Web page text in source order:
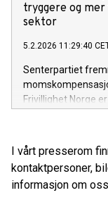
tryggere og
sektor
5.2.2026 11:29:40
Senterpartiet
Frivillighet Norge
I vårt presserom
kontaktpersoner,
informasjon om